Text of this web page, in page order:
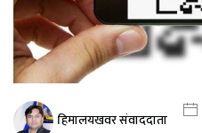
हिमालयखवर संवाददाता